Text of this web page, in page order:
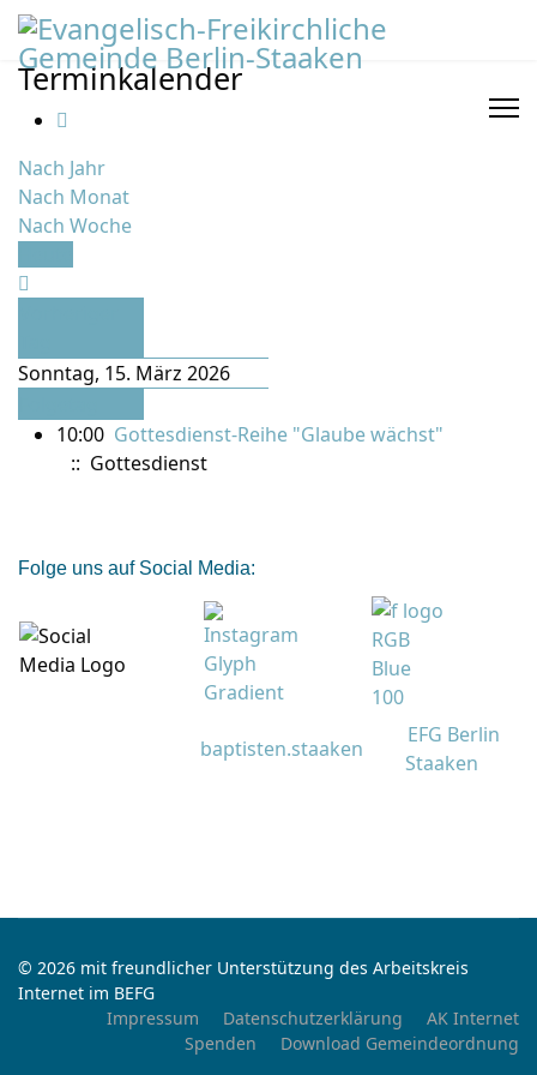
Terminkalender
Nach Jahr
Nach Monat
Nach Woche
Sonntag, 15. März 2026
10:00 Gottesdienst-Reihe "Glaube wächst"
:: Gottesdienst
Folge uns auf Social Media:
baptisten.staaken
EFG Berlin
Staaken
© 2026 mit freundlicher Unterstützung des Arbeitskreis
Internet im BEFG
Impressum
Datenschutzerklärung
AK Internet
Spenden
Download Gemeindeordnung